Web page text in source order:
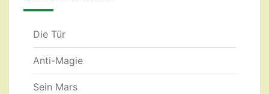
Die Tür
Anti-Magie
Sein Mars